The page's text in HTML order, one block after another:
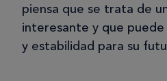
piensa que se trata de
interesante y que
y estabilidad para su